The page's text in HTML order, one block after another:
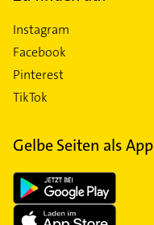
Instagram
Facebook
Pinterest
TikTok
Gelbe Seiten als App